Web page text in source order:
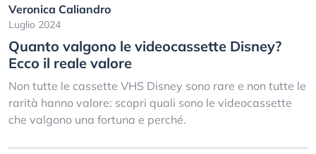
Veronica Caliandro
Luglio 2024
Quanto valgono le videocassette Disney?
Ecco il reale valore
Non tutte le cassette VHS Disney sono rare e non tutte le
rarità hanno valore: scopri quali sono le videocassette
che valgono una fortuna e perché.